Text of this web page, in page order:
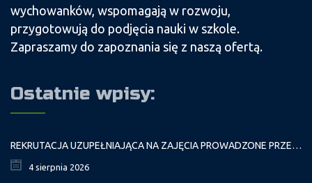
wychowanków, wspomagają w rozwoju,
przygotowują do podjęcia nauki w szkole.
Zapraszamy do zapoznania się z naszą ofertą.
Ostatnie wpisy:
REKRUTACJA UZUPEŁNIAJĄCA NA ZAJĘCIA PROWADZONE PRZEZ PAŁAC MŁODZIEŻY W ROKU SZKOLNYM 2026/2027
4 sierpnia 2026